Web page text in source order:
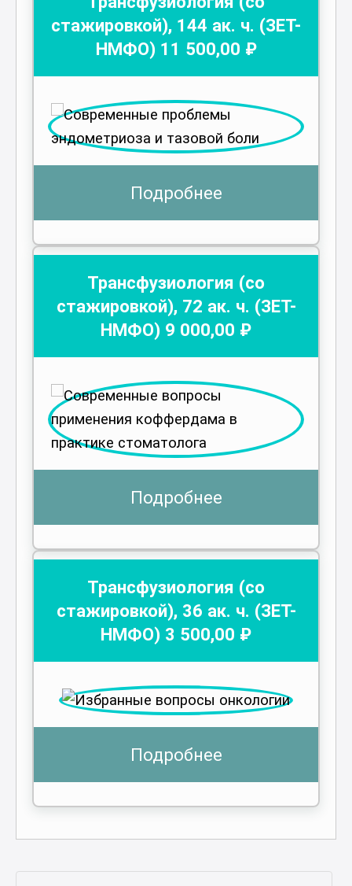
стажировкой), 144 ак. ч. (ЗЕТ-
НМФО) 11 500,00 ₽
Подробнее
Трансфузиология (со
стажировкой), 72 ак. ч. (ЗЕТ-
НМФО) 9 000,00 ₽
Подробнее
Трансфузиология (со
стажировкой), 36 ак. ч. (ЗЕТ-
НМФО) 3 500,00 ₽
Подробнее